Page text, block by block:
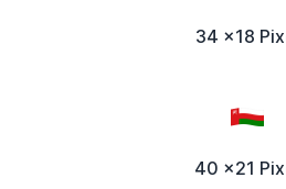
34 x18
40 x21